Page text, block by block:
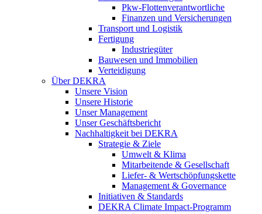
Pkw‑Flottenverantwortliche
Finanzen und Versicherungen
Transport und Logistik
Fertigung
Industriegüter
Bauwesen und Immobilien
Verteidigung
Über DEKRA
Unsere Vision
Unsere Historie
Unser Management
Unser Geschäftsbericht
Nachhaltigkeit bei DEKRA
Strategie & Ziele
Umwelt & Klima
Mitarbeitende & Gesellschaft
Liefer- & Wertschöpfungskette
Management & Governance
Initiativen & Standards
DEKRA Climate Impact-Programm